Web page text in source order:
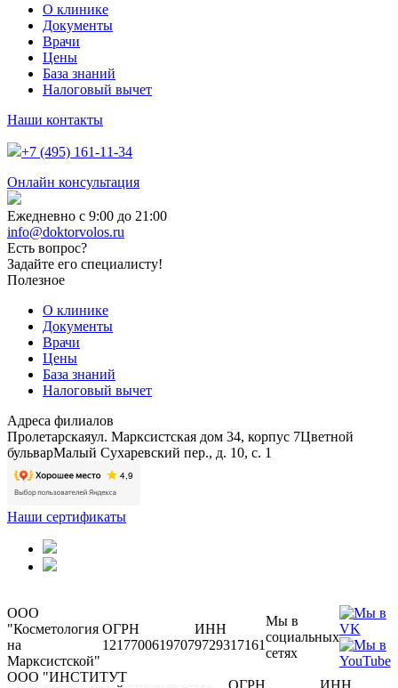
О клинике
Документы
Врачи
Цены
База знаний
Налоговый вычет
Наши контакты
+7 (495) 161-11-34
Онлайн консультация
Ежедневно с 9:00 до 21:00
info@doktorvolos.ru
Есть вопрос?
Задайте его специалисту!
Полезное
О клинике
Документы
Врачи
Цены
База знаний
Налоговый вычет
Адреса филиалов
Пролетарскаяул. Марксистская дом 34, корпус 7Цветной
бульварМалый Сухаревский пер., д. 10, с. 1
Наши сертификаты
ООО
"Косметология
на
Марксистской"
ОГРН
1217700619707
ИНН
9729317161
Мы в
социальных
сетях
ООО "ИНСТИТУТ
ОГРН
ИНН